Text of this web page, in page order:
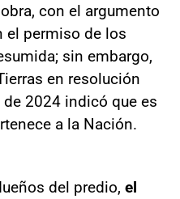
con el argumento
el permiso de los
sin embargo,
en resolución
2024 indicó que es
a la Nación.
del predio, el